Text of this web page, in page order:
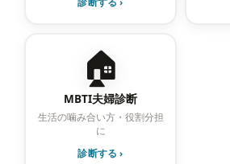
🏠
MBTI夫婦診断
生活の噛み合い方・役割分担
に
診断する ›